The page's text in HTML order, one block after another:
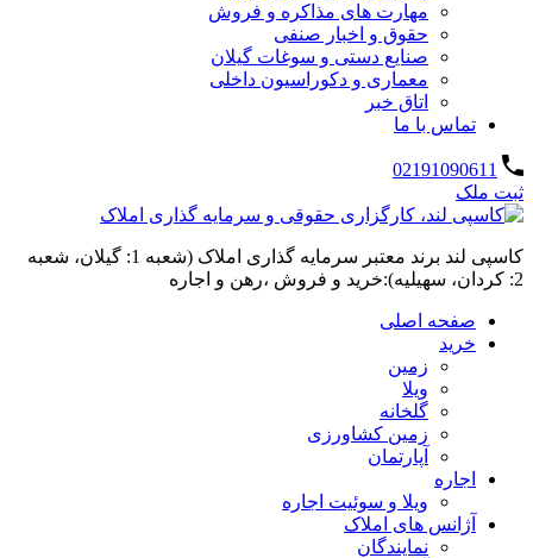
مهارت های مذاکره و فروش
حقوق و اخبار صنفی
صنایع دستی و سوغات گیلان
معماری و دکوراسیون داخلی
اتاق خبر
تماس با ما
02191090611
ثبت ملک
کاسپی لند برند معتبر سرمایه گذاری املاک (شعبه 1: گیلان، شعبه
2: کردان، سهیلیه):خرید و فروش ،رهن و اجاره
صفحه اصلی
خرید
زمین
ویلا
گلخانه
زمین کشاورزی
آپارتمان
اجاره
ویلا و سوئیت اجاره
آژانس های املاک
نمایندگان